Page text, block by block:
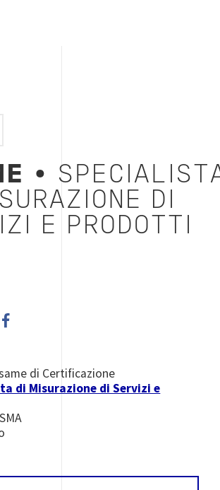
•
DI
E PRODOTTI
Twitter
di Certificazione
di Misurazione di Servizi e